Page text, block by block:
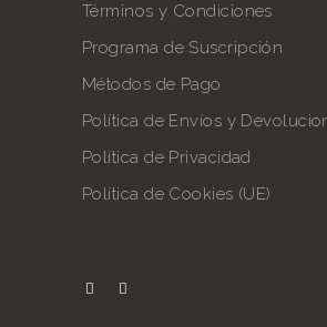
Términos y Condiciones
Programa de Suscripción
Métodos de Pago
Política de Envíos y
Política de Privacidad
Política de Cookies (UE)